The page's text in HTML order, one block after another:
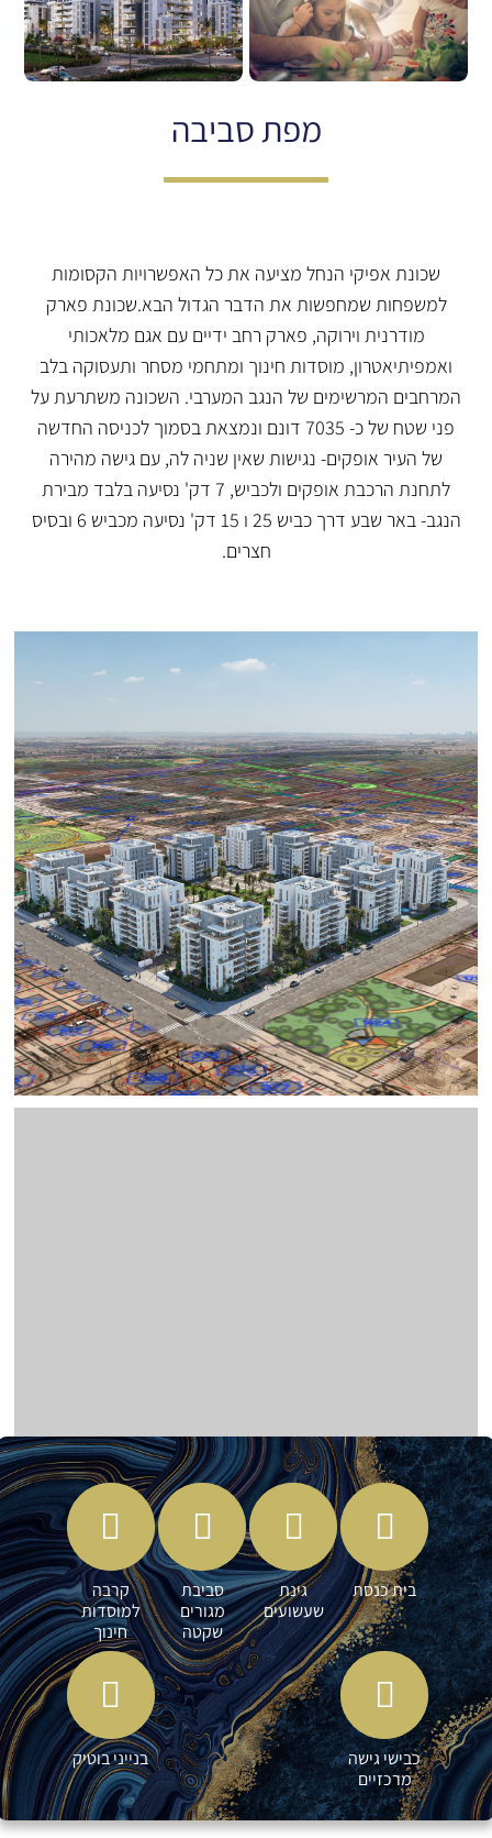
מפת סביבה
שכונת אפיקי הנחל מציעה את כל האפשרויות הקסומות
למשפחות שמחפשות את הדבר הגדול הבא.שכונת פארק
מודרנית וירוקה, פארק רחב ידיים עם אגם מלאכותי
ואמפיתיאטרון, מוסדות חינוך ומתחמי מסחר ותעסוקה בלב
המרחבים המרשימים של הנגב המערבי. השכונה משתרעת על
פני שטח של כ- 7035 דונם ונמצאת בסמוך לכניסה החדשה
של העיר אופקים- נגישות שאין שניה לה, עם גישה מהירה
לתחנת הרכבת אופקים ולכביש, 7 דק' נסיעה בלבד מבירת
הנגב- באר שבע דרך כביש 25 ו 15 דק' נסיעה מכביש 6 ובסיס
חצרים.
בית כנסת
גינת
שעשועים
סביבת
מגורים
שקטה
קרבה
למוסדות
חינוך
כבישי גישה
מרכזיים
בנייני בוטיק